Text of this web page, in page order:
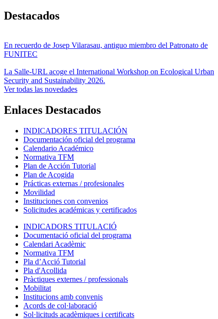
Destacados
En recuerdo de Josep Vilarasau, antiguo miembro del Patronato de
FUNITEC
La Salle-URL acoge el International Workshop on Ecological Urban
Security and Sustainability 2026.
Ver todas las novedades
Enlaces Destacados
INDICADORES TITULACIÓN
Documentación oficial del programa
Calendario Académico
Normativa TFM
Plan de Acción Tutorial
Plan de Acogida
Prácticas externas / profesionales
Movilidad
Instituciones con convenios
Solicitudes académicas y certificados
INDICADORS TITULACIÓ
Documentació oficial del programa
Calendari Acadèmic
Normativa TFM
Pla d’Acció Tutorial
Pla d'Acollida
Pràctiques externes / professionals
Mobilitat
Institucions amb convenis
Acords de col·laboració
Sol·licituds acadèmiques i certificats